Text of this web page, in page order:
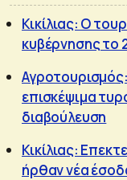
Κικίλιας: Ο
κυβέρνησης το
επισκέψιμα
διαβούλευση
Κικίλιας:
ήρθαν νέα